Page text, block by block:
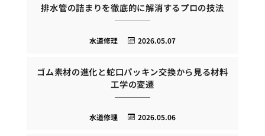
排水管の詰まりを徹底的に解消するプロの技法
2026.05.07
水道修理
ゴム素材の進化と蛇口パッキン交換から見る材料
工学の変遷
2026.05.06
水道修理